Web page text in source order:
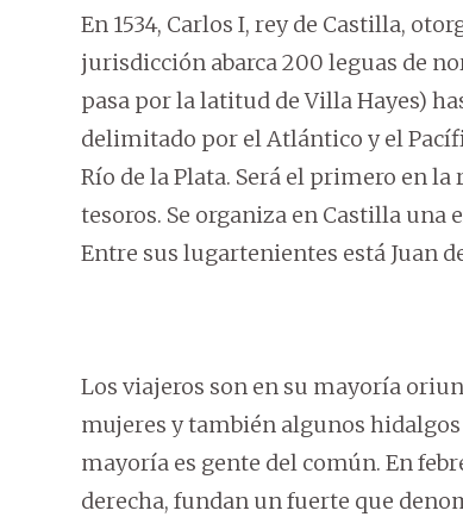
En 1534, Carlos I, rey de Castilla,
jurisdicción abarca 200 leguas de
pasa por la latitud de Villa Hayes)
delimitado por el Atlántico y el
Río de la Plata. Será el primero en
tesoros. Se organiza en Castilla
Entre sus lugartenientes está Juan
Los viajeros son en su mayoría
mujeres y también algunos
mayoría es gente del común. En
derecha, fundan un fuerte que